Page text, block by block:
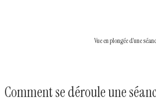
Vue en plongée d’une
Comment se déroule une